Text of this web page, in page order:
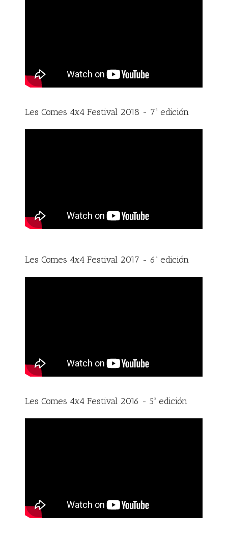
Les Comes 4x4 Festival 2018 - 7ª edición
Les Comes 4x4 Festival 2017 - 6ª edición
Les Comes 4x4 Festival 2016 - 5ª edición